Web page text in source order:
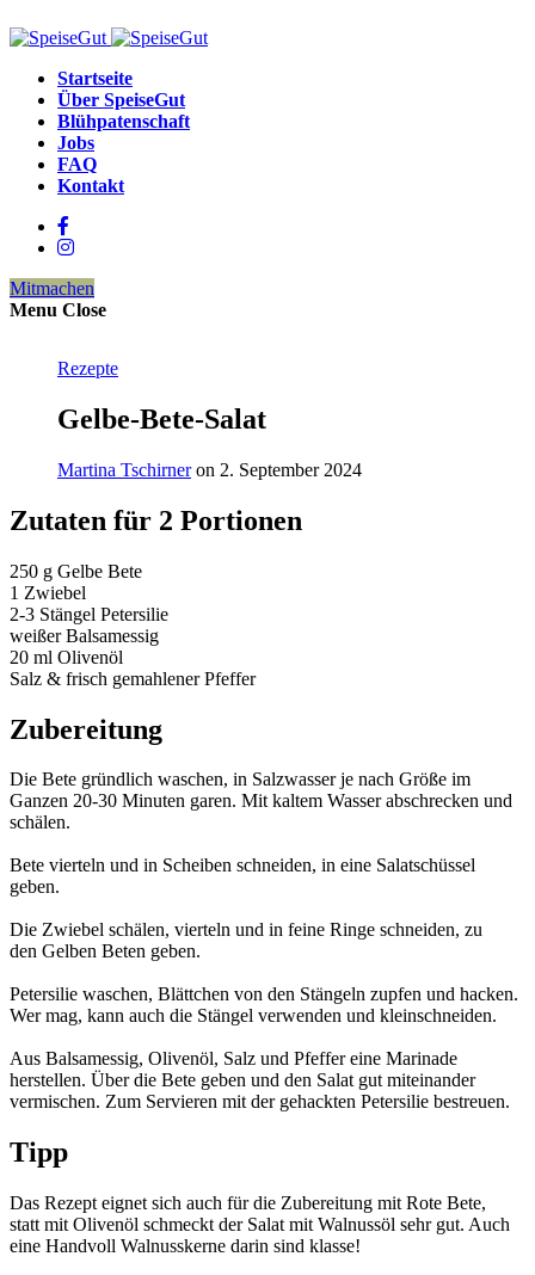
Startseite
Über SpeiseGut
Blühpatenschaft
Jobs
FAQ
Kontakt
Mitmachen
Menu Close
Rezepte
Gelbe-Bete-Salat
Martina Tschirneron 2. September 2024
Zutaten für 2 Portionen
250 g Gelbe Bete
1 Zwiebel
2-3 Stängel Petersilie
weißer Balsamessig
20 ml Olivenöl
Salz & frisch gemahlener Pfeffer
Zubereitung
Die Bete gründlich waschen, in Salzwasser je nach Größe im
Ganzen 20-30 Minuten garen. Mit kaltem Wasser abschrecken und
schälen.
Bete vierteln und in Scheiben schneiden, in eine Salatschüssel
geben.
Die Zwiebel schälen, vierteln und in feine Ringe schneiden, zu
den Gelben Beten geben.
Petersilie waschen, Blättchen von den Stängeln zupfen und hacken.
Wer mag, kann auch die Stängel verwenden und kleinschneiden.
Aus Balsamessig, Olivenöl, Salz und Pfeffer eine Marinade
herstellen. Über die Bete geben und den Salat gut miteinander
vermischen. Zum Servieren mit der gehackten Petersilie bestreuen.
Tipp
Das Rezept eignet sich auch für die Zubereitung mit Rote Bete,
statt mit Olivenöl schmeckt der Salat mit Walnussöl sehr gut. Auch
eine Handvoll Walnusskerne darin sind klasse!